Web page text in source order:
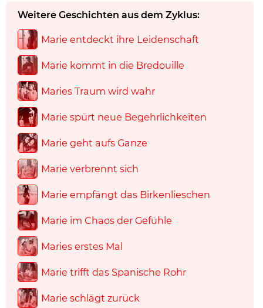
Weitere Geschichten aus dem Zyklus:
Marie entdeckt ihre Leidenschaft
Marie kommt in die Bredouille
Maries Traum wird wahr
Marie spürt neue Begehrlichkeiten
Marie geht aufs Ganze
Marie verbrennt sich
Marie empfängt das Birkenlieschen
Marie im Chaos der Gefühle
Maries erstes Mal
Marie trifft das Spanische Rohr
Marie schlägt zurück